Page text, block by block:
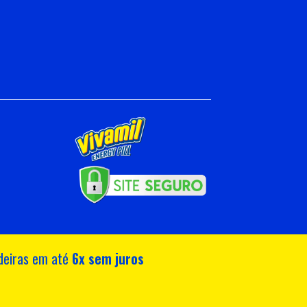
em até 6x sem juros